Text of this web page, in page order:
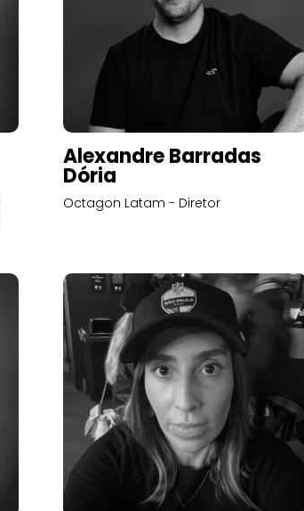
Alexandre Barradas
Dória
Octagon Latam - Diretor